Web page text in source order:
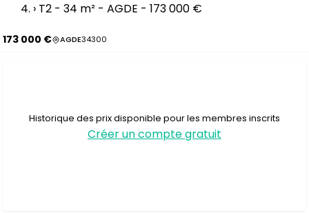
› T2 - 34 m² - AGDE - 173 000 €
173 000 € AGDE34300
Historique des prix disponible pour les membres inscrits
Créer un compte gratuit